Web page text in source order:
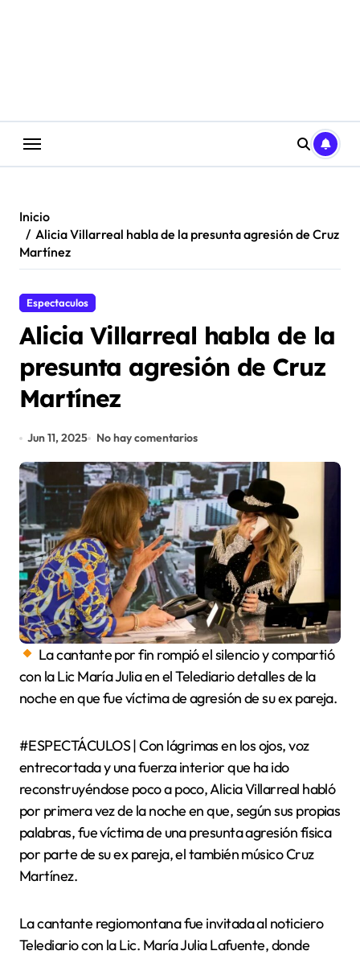
Inicio
Alicia Villarreal habla de la presunta agresión de Cruz
Martínez
Espectaculos
Alicia Villarreal habla de la
presunta agresión de Cruz
Martínez
Jun 11, 2025 No hay comentarios
La cantante por fin rompió el silencio y compartió
con la Lic María Julia en el Telediario detalles de la
noche en que fue víctima de agresión de su ex pareja.
#ESPECTÁCULOS | Con lágrimas en los ojos, voz
entrecortada y una fuerza interior que ha ido
reconstruyéndose poco a poco, Alicia Villarreal habló
por primera vez de la noche en que, según sus propias
palabras, fue víctima de una presunta agresión física
por parte de su ex pareja, el también músico Cruz
Martínez.
La cantante regiomontana fue invitada al noticiero
Telediario con la Lic. María Julia Lafuente, donde